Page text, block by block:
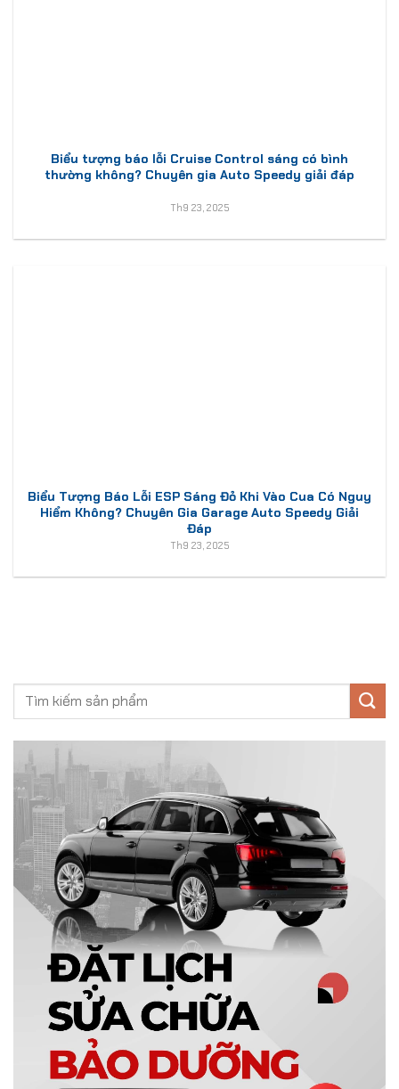
Biểu tượng báo lỗi Cruise Control sáng có bình
thường không? Chuyên gia Auto Speedy giải đáp
Th9 23, 2025
Biểu Tượng Báo Lỗi ESP Sáng Đỏ Khi Vào Cua Có Nguy
Hiểm Không? Chuyên Gia Garage Auto Speedy Giải
Đáp
Th9 23, 2025